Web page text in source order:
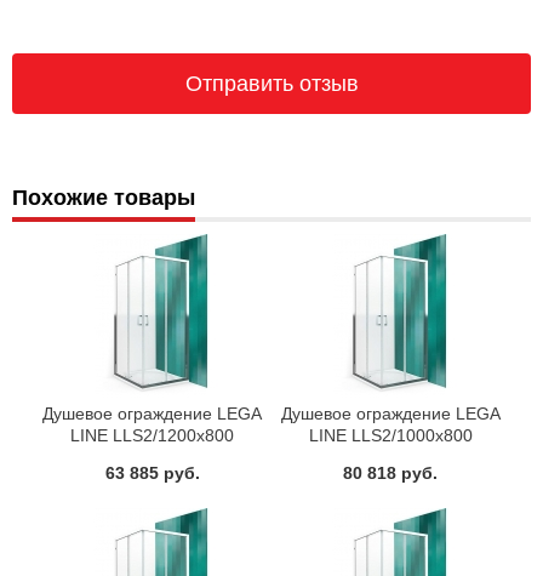
Похожие товары
Душевое ограждение LEGA
LINE LLS2/1200х800
02
63 885 руб.
Душевое ограждение LEGA
LINE LLS2/1000х800
21
80 818 руб.